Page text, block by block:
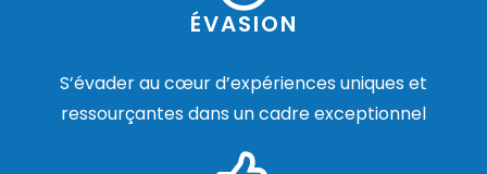
ÉVASION
S’évader au cœur d’expériences uniques et
ressourçantes dans un cadre exceptionnel